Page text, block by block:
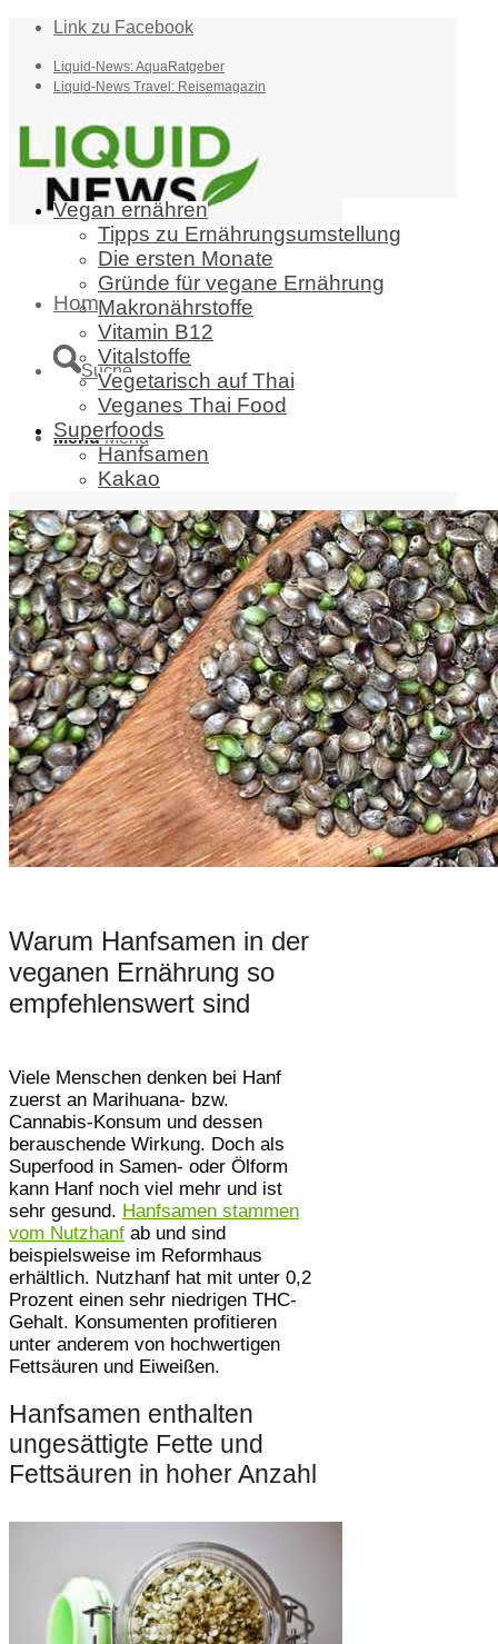
Link zu Facebook
Liquid-News: AquaRatgeber
Liquid-News Travel: Reisemagazin
Home
Suche
Menü Menü
Vegan ernähren
Tipps zu Ernährungsumstellung
Die ersten Monate
Gründe für vegane Ernährung
Makronährstoffe
Vitamin B12
Vitalstoffe
Vegetarisch auf Thai
Veganes Thai Food
Superfoods
Hanfsamen
Kakao
Warum Hanfsamen in der
veganen Ernährung so
empfehlenswert sind
Viele Menschen denken bei Hanf
zuerst an Marihuana- bzw.
Cannabis-Konsum und dessen
berauschende Wirkung. Doch als
Superfood in Samen- oder Ölform
kann Hanf noch viel mehr und ist
sehr gesund. Hanfsamen stammen
vom Nutzhanf ab und sind
beispielsweise im Reformhaus
erhältlich. Nutzhanf hat mit unter 0,2
Prozent einen sehr niedrigen THC-
Gehalt. Konsumenten profitieren
unter anderem von hochwertigen
Fettsäuren und Eiweißen.
Hanfsamen enthalten
ungesättigte Fette und
Fettsäuren in hoher Anzahl